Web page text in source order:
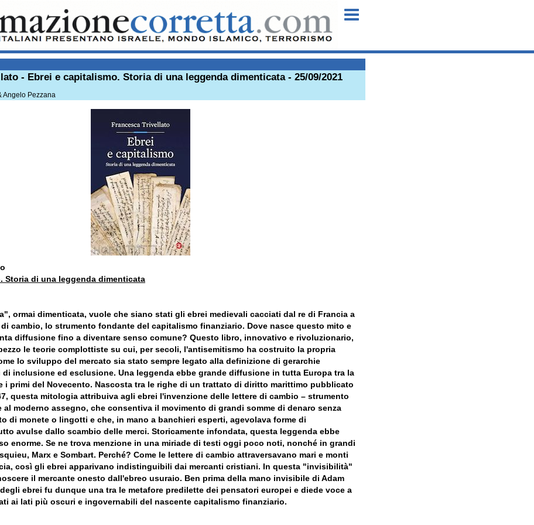
Menu
- Ebrei e capitalismo. Storia di una leggenda dimenticata - 25/09/2021
Angelo Pezzana
Storia di una leggenda dimenticata
ormai dimenticata, vuole che siano stati gli ebrei medievali cacciati dal re di Francia a
cambio, lo strumento fondante del capitalismo finanziario. Dove nasce questo mito e
diffusione fino a diventare senso comune? Questo libro, innovativo e rivoluzionario,
le teorie complottiste su cui, per secoli, l'antisemitismo ha costruito la propria
lo sviluppo del mercato sia stato sempre legato alla definizione di gerarchie
inclusione ed esclusione. Una leggenda ebbe grande diffusione in tutta Europa tra la
i primi del Novecento. Nascosta tra le righe di un trattato di diritto marittimo pubblicato
questa mitologia attribuiva agli ebrei l'invenzione delle lettere di cambio – strumento
al moderno assegno, che consentiva il movimento di grandi somme di denaro senza
di monete o lingotti e che, in mano a banchieri esperti, agevolava forme di
avulse dallo scambio delle merci. Storicamente infondata, questa leggenda ebbe
enorme. Se ne trova menzione in una miriade di testi oggi poco noti, nonché in grandi
Marx e Sombart. Perché? Come le lettere di cambio attraversavano mari e monti
così gli ebrei apparivano indistinguibili dai mercanti cristiani. In questa "invisibilità"
il mercante onesto dall'ebreo usuraio. Ben prima della mano invisibile di Adam
ebrei fu dunque una tra le metafore predilette dei pensatori europei e diede voce a
ai lati più oscuri e ingovernabili del nascente capitalismo finanziario.